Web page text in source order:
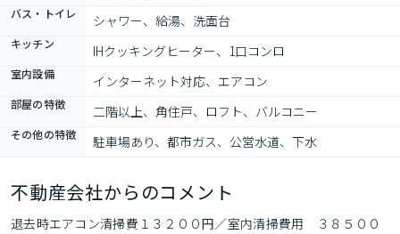
バス・トイレ シャワー、給湯、洗面台
キッチン IHクッキングヒーター、1口コンロ
室内設備 インターネット対応、エアコン
部屋の特徴 二階以上、角住戸、ロフト、バルコニー
その他の特徴 駐車場あり、都市ガス、公営水道、下水
不動産会社からのコメント
退去時エアコン清掃費１３２００円／室内清掃費用　３８５００